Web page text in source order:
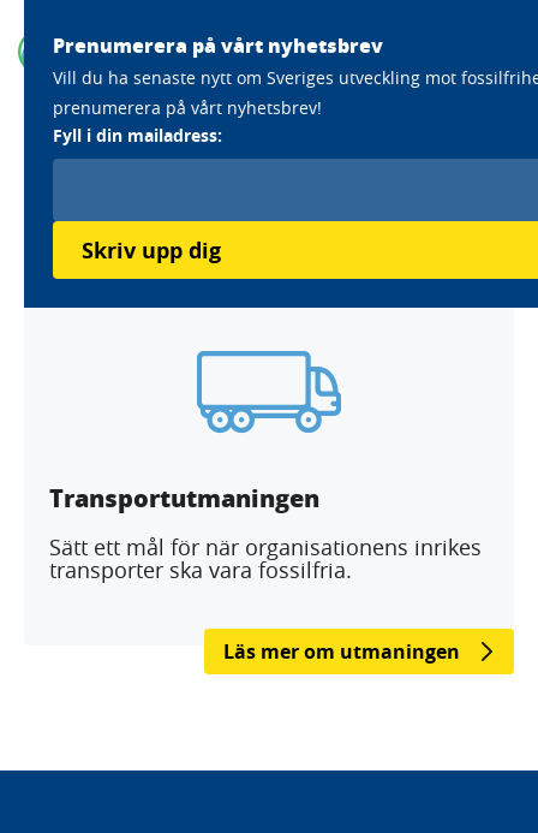
Home Aktörer Orkla Sverige
Orkla Sverige
Läs mer om Orklas klimatarbete
Transportutmaningen
Sätt ett mål för när organisationens inrikes
transporter ska vara fossilfria.
Läs mer om utmaningen
Prenumerera på vårt nyhetsbrev
Vill du ha senaste nytt om Sveriges utveckling mot
prenumerera på vårt nyhetsbrev!
Fyll i din mailadress:
Skriv upp dig